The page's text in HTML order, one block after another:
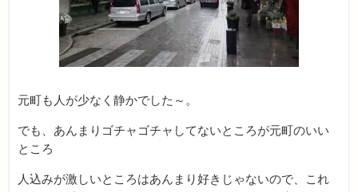
元町も人が少なく静かでした～。
でも、あんまりゴチャゴチャしてないところが元町のいい
ところ
人込みが激しいところはあんまり好きじゃないので、これ